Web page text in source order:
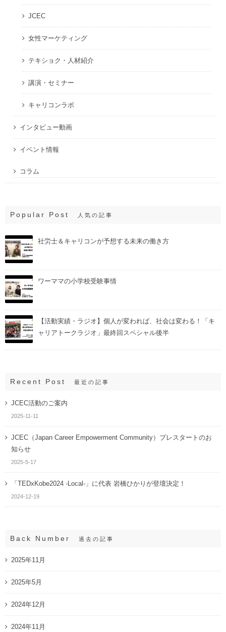
JCEC
女性マーケティング
テキショク・人材紹介
講演・セミナー
キャリコンラボ
インタビュー動画
イベント情報
コラム
Popular Post 人気の記事
社労士＆キャリコンが予想する未来の働き方
ワーママの小学校受験事情
【活動実績・ラジオ】個人が変われば、社会は変わる！「キ
ャリアトークラジオ」最終回スペシャル後半
Recent Post 最近の記事
JCEC活動のご案内
2025-11-11
JCEC（Japan Career Empowerment Community）プレスタートのお
知らせ
2025-5-17
「TEDxKobe2024 -Local-」に代表 岩橋ひかりが登壇決定！
2024-12-19
Back Number 過去の記事
2025年11月
2025年5月
2024年12月
2024年11月